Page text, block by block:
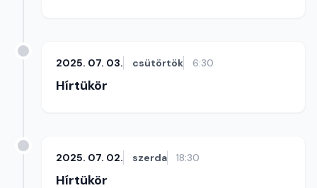
2025. 07. 03. csütörtök 6:30
Hírtükör
2025. 07. 02. szerda 18:30
Hírtükör